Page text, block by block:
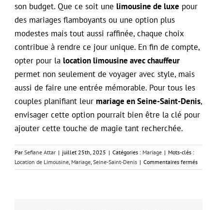
son budget. Que ce soit une limousine de luxe pour
des mariages flamboyants ou une option plus
modestes mais tout aussi raffinée, chaque choix
contribue à rendre ce jour unique. En fin de compte,
opter pour la location limousine avec chauffeur
permet non seulement de voyager avec style, mais
aussi de faire une entrée mémorable. Pour tous les
couples planifiant leur mariage en Seine-Saint-Denis,
envisager cette option pourrait bien être la clé pour
ajouter cette touche de magie tant recherchée.
Par Sefiane Attar | juillet 25th, 2025 | Catégories : Mariage | Mots-clés :
Location de Limousine Mariage Seine-Saint-Denis | Commentaires ferméssur
Location